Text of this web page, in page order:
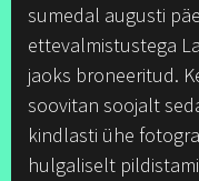
sumedal augusti
ettevalmistustega
jaoks broneeritud.
soovitan soojalt
kindlasti ühe
hulgaliselt